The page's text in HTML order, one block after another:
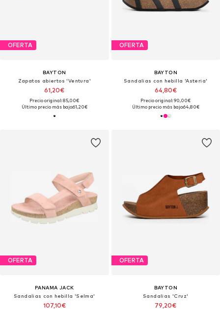
OFERTA
BAYTON
Zapatos abiertos 'Ventura'
61,20€
Precio original: 85,00€
Último precio más bajo:61,20€
OFERTA
BAYTON
Sandalias con hebilla 'Asteria'
64,80€
Precio original: 90,00€
Último precio más bajo:64,80€
OFERTA
PANAMA JACK
Sandalias con hebilla 'Selma'
107,10€
OFERTA
BAYTON
Sandalias 'Cruz'
79,20€